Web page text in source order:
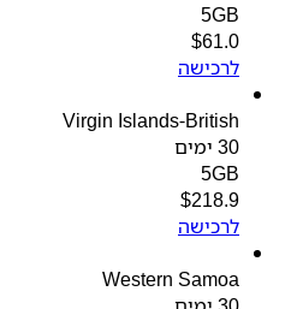
5GB
$61.0
לרכישה
Virgin Islands-British
5GB
$218.9
לרכישה
Western Samoa